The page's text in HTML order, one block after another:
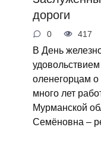
дороги
0 417
В День
оленегорцам
много лет
Мурманской
Семёновна –